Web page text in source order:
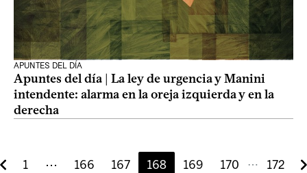
APUNTES DEL DÍA
Apuntes del día | La ley de urgencia y Manini
intendente: alarma en la oreja izquierda y en la
derecha
1 ⋯ 166 167 168 169 170 ⋯ 172